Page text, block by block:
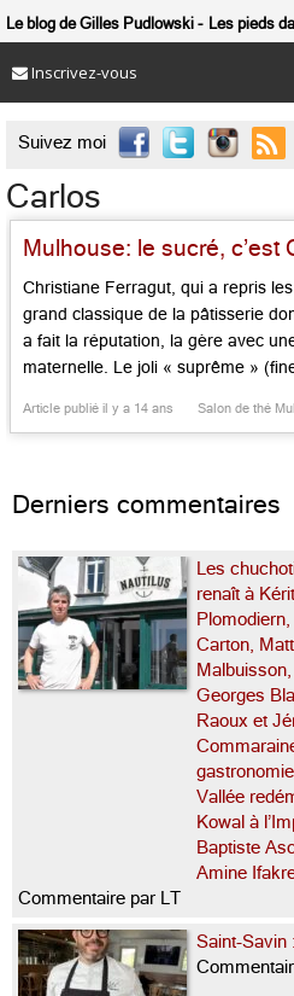
Le blog de Gilles Pudlowski Les pieds
Inscrivez-vous
Suivez moi 
Carlos
Mulhouse: le sucré, c’est
Christiane Ferragut, qui a repris
grand classique de la pâtisserie
a fait la réputation, la gère avec
maternelle. Le joli « suprême »
tarte aux fruits rouges ou celle au
Article publié il y a 14 ans Salon de thé
Derniers commentaires
Les
renaît à
Carton,
Georges
Raoux et
Vallée
Kowal à
Baptiste
Amine
Commentaire par LT
Saint-Savin